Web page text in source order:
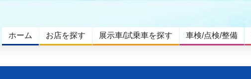
ホーム お店を探す 展示車/試乗車を探す 車検/点検/整備